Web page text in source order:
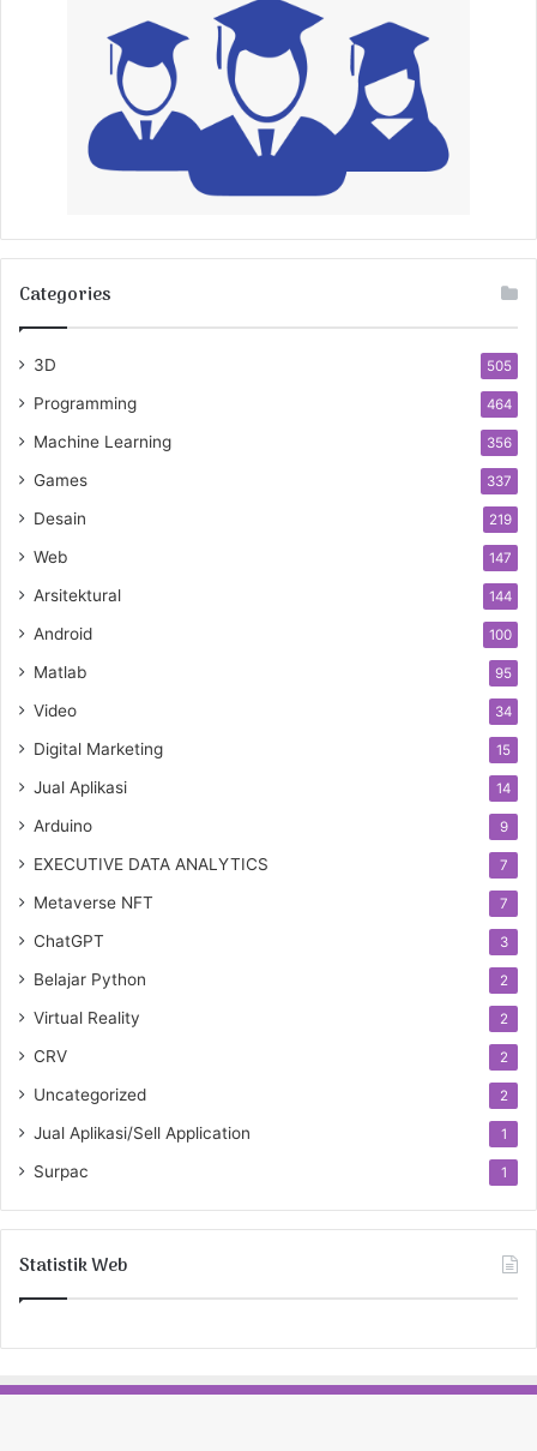
Categories
3D 505
Programming 464
Machine Learning 356
Games 337
Desain 219
Web 147
Arsitektural 144
Android 100
Matlab 95
Video 34
Digital Marketing 15
Jual Aplikasi 14
Arduino 9
EXECUTIVE DATA ANALYTICS 7
Metaverse NFT 7
ChatGPT 3
Belajar Python 2
Virtual Reality 2
CRV 2
Uncategorized 2
Jual Aplikasi/Sell Application 1
Surpac 1
Statistik Web